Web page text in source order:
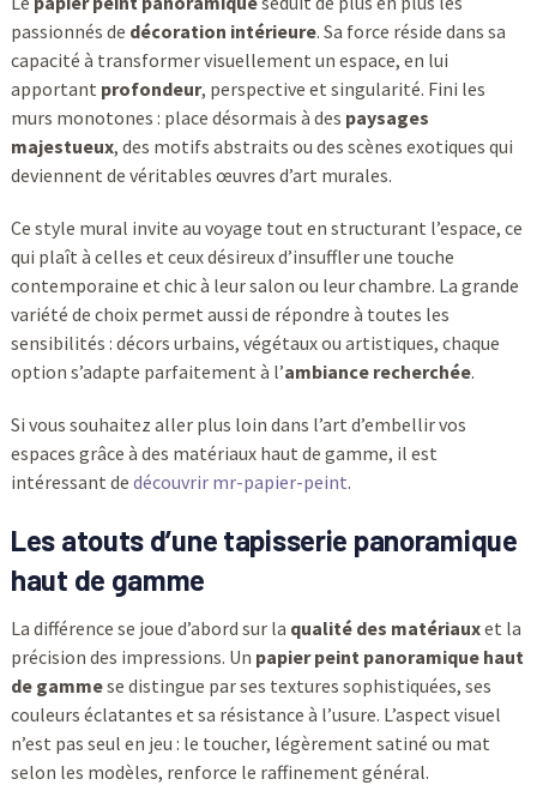
passionnés de décoration intérieure. Sa force réside dans sa
capacité à transformer visuellement un espace, en lui
apportant profondeur, perspective et singularité. Fini les
murs monotones : place désormais à des paysages
majestueux, des motifs abstraits ou des scènes exotiques qui
deviennent de véritables œuvres d’art murales.
Ce style mural invite au voyage tout en structurant l’espace, ce
qui plaît à celles et ceux désireux d’insuffler une touche
contemporaine et chic à leur salon ou leur chambre. La grande
variété de choix permet aussi de répondre à toutes les
sensibilités : décors urbains, végétaux ou artistiques, chaque
option s’adapte parfaitement à l’ambiance recherchée.
Si vous souhaitez aller plus loin dans l’art d’embellir vos
espaces grâce à des matériaux haut de gamme, il est
intéressant de découvrir mr-papier-peint.
Les atouts d’une tapisserie panoramique
haut de gamme
La différence se joue d’abord sur la qualité des matériauxet la
précision des impressions. Un papier peint panoramique haut
de gammese distingue par ses textures sophistiquées, ses
couleurs éclatantes et sa résistance à l’usure. L’aspect visuel
n’est pas seul en jeu : le toucher, légèrement satiné ou mat
selon les modèles, renforce le raffinement général.